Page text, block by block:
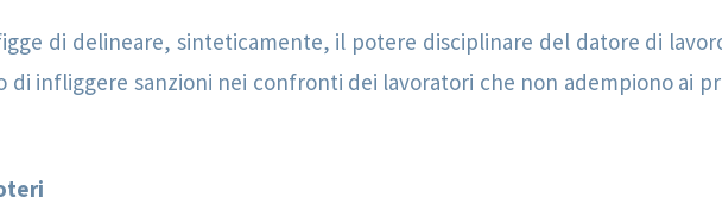
di delineare, sinteticamente, il potere disciplinare del datore di
di infliggere sanzioni nei confronti dei lavoratori che non adempiono ai